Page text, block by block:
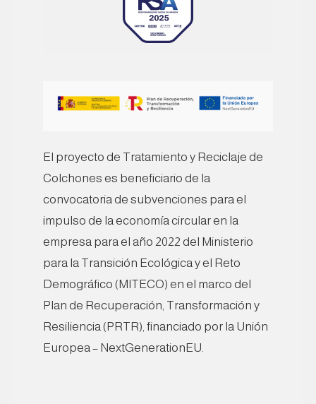
El proyecto de Tratamiento y Reciclaje de
Colchones es beneficiario de la
convocatoria de subvenciones para el
impulso de la economía circular en la
empresa para el año 2022 del Ministerio
para la Transición Ecológica y el Reto
Demográfico (MITECO) en el marco del
Plan de Recuperación, Transformación y
Resiliencia (PRTR), financiado por la Unión
Europea – NextGenerationEU.